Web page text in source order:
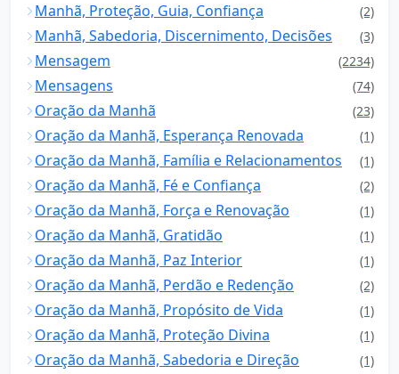
Manhã, Proteção, Guia, Confiança (2)
Manhã, Sabedoria, Discernimento, Decisões (3)
Mensagem (2234)
Mensagens (74)
Oração da Manhã (23)
Oração da Manhã, Esperança Renovada (1)
Oração da Manhã, Família e Relacionamentos (1)
Oração da Manhã, Fé e Confiança (2)
Oração da Manhã, Força e Renovação (1)
Oração da Manhã, Gratidão (1)
Oração da Manhã, Paz Interior (1)
Oração da Manhã, Perdão e Redenção (2)
Oração da Manhã, Propósito de Vida (1)
Oração da Manhã, Proteção Divina (1)
Oração da Manhã, Sabedoria e Direção (1)